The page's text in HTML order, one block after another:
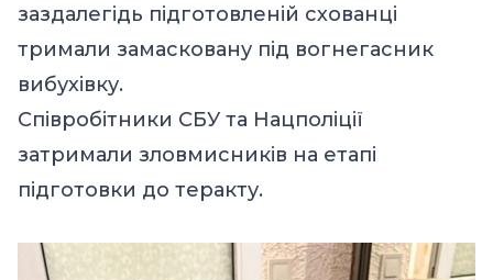
заздалегідь підготовленій схованці
тримали замасковану під вогнегасник
вибухівку.
Співробітники СБУ та Нацполіції
затримали зловмисників на етапі
підготовки до теракту.